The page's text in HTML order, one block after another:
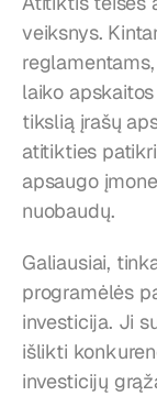
veiksnys.
laiko
tikslią įrašų
atitikties
apsaugo
nuobaudų.
Galiausiai,
programėlės
investicija. Ji
išlikti
investicijų